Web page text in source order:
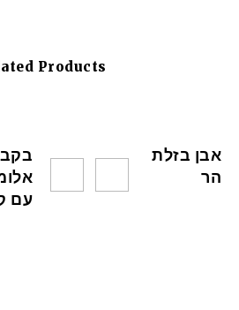
Products
אבן בזלת
הר
עם